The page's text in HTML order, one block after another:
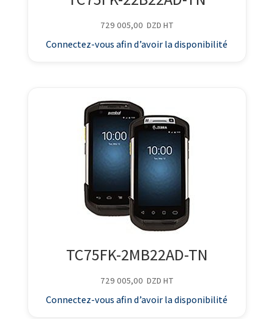
729 005,00 DZD HT
Connectez-vous afin d’avoir la disponibilité
TC75FK-2MB22AD-TN
729 005,00 DZD HT
Connectez-vous afin d’avoir la disponibilité